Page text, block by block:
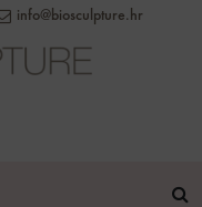
info@biosculpture.hr